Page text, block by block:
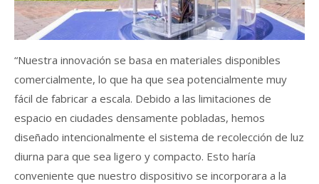
“Nuestra innovación se basa en materiales disponibles
comercialmente, lo que ha que sea potencialmente muy
fácil de fabricar a escala. Debido a las limitaciones de
espacio en ciudades densamente pobladas, hemos
diseñado intencionalmente el sistema de recolección de luz
diurna para que sea ligero y compacto. Esto haría
conveniente que nuestro dispositivo se incorporara a la